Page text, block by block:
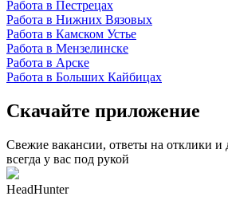
Работа в Пестрецах
Работа в Нижних Вязовых
Работа в Камском Устье
Работа в Мензелинске
Работа в Арске
Работа в Больших Кайбицах
Скачайте приложение
Свежие вакансии, ответы на отклики
всегда у вас под рукой
HeadHunter